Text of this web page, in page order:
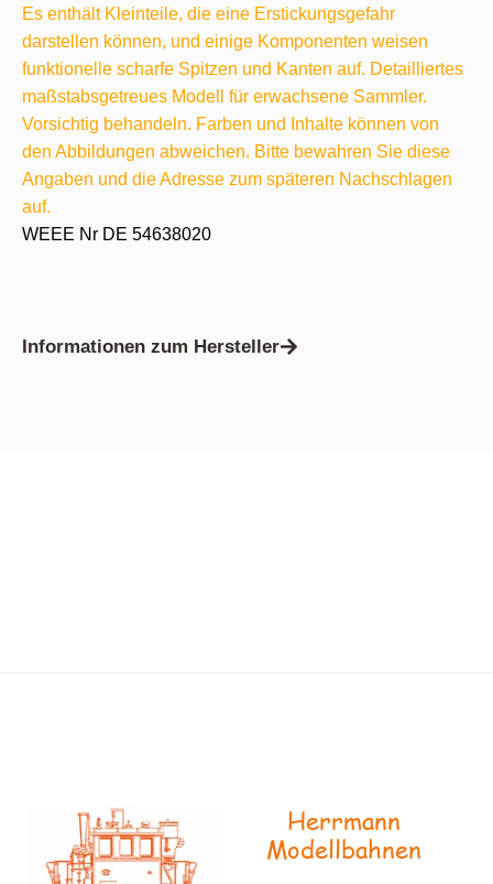
Es enthält Kleinteile, die eine Erstickungsgefahr
darstellen können, und einige Komponenten weisen
funktionelle scharfe Spitzen und Kanten auf. Detailliertes
maßstabsgetreues Modell für erwachsene Sammler.
Vorsichtig behandeln. Farben und Inhalte können von
den Abbildungen abweichen. Bitte bewahren Sie diese
Angaben und die Adresse zum späteren Nachschlagen
auf.
WEEE Nr DE 54638020
Informationen zum Hersteller
Herrmann
Modellbahnen